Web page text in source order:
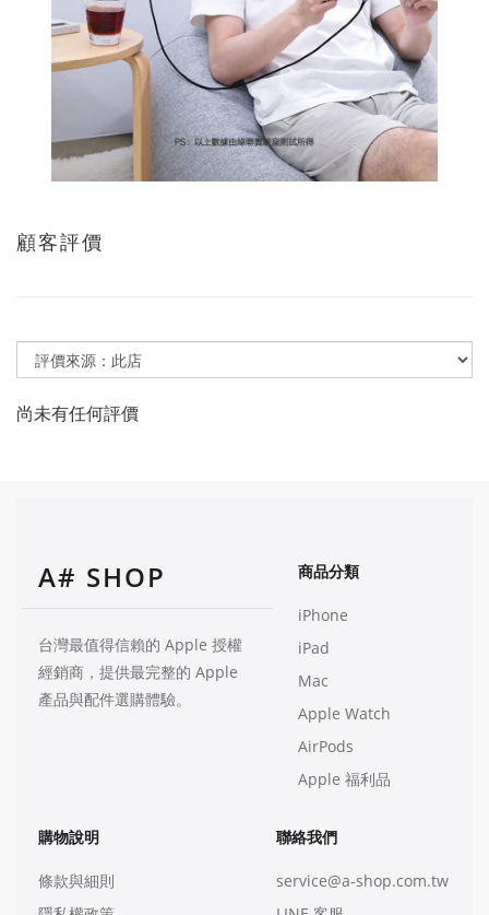
顧客評價
尚未有任何評價
A# SHOP
台灣最值得信賴的 Apple 授權
經銷商，提供最完整的 Apple
產品與配件選購體驗。
商品分類
iPhone
iPad
Mac
Apple Watch
AirPods
Apple 福利品
購物說明
條款與細則
聯絡我們
service@a-shop.com.tw